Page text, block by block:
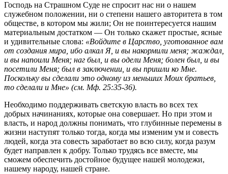
Господь на Страшном Суде не спросит нас ни о нашем
служебном положении, ни о степени нашего авторитета в том
обществе, в котором мы жили; Он не поинтересуется нашим
материальным достатком — Он только скажет простые, ясные
и удивительные слова: «Войдите в Царство, уготованное вам
от создания мира, ибо алкал Я, и вы накормили меня; жаждал,
и вы напоили Меня; наг был, и вы одели Меня; болен был, и вы
посетили Меня; был в заключении, и вы пришли ко Мне.
Поскольку вы сделали это одному из меньших Моих братьев,
то сделали и Мне» (см. Мф. 25:35-36).
Необходимо поддерживать светскую власть во всех тех
добрых начинаниях, которые она совершает. Но при этом и
власть, и народ должны понимать, что глубинные перемены в
жизни наступят только тогда, когда мы изменим ум и совесть
людей, когда эта совесть заработает во всю силу, когда разум
будет направлен к добру. Только трудясь все вместе, мы
сможем обеспечить достойное будущее нашей молодежи,
нашему народу, нашей стране.